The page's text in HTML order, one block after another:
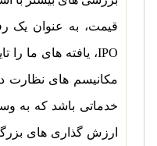
قیمت، به عنوان یک
IPO، یافته های ما را
مکانیسم های نظارت
خدماتی باشد که به
ارزش گذاری های